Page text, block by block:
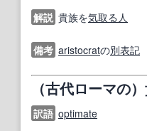
解説 貴族を気取る 人
備考 aristocratの別表記
（古代ローマの
訳語 optimate